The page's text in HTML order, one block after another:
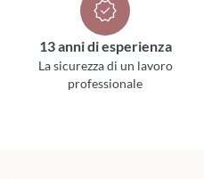
13 anni di esperienza
La sicurezza di un lavoro
professionale